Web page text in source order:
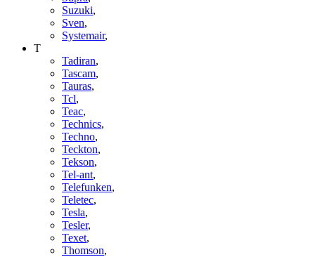
Suzuki,
Sven,
Systemair,
T
Tadiran,
Tascam,
Tauras,
Tcl,
Teac,
Technics,
Techno,
Teckton,
Tekson,
Tel-ant,
Telefunken,
Teletec,
Tesla,
Tesler,
Texet,
Thomson,